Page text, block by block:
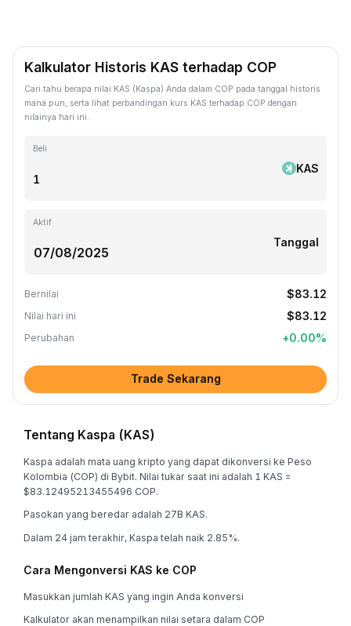
Kalkulator Historis KAS terhadap COP
Cari tahu berapa nilai KAS (Kaspa) Anda dalam COP pada tanggal historis
mana pun, serta lihat perbandingan kurs KAS terhadap COP dengan
nilainya hari ini.
Beli
KAS
Aktif
Tanggal
Bernilai $83.12
Nilai hari ini $83.12
Perubahan +0.00%
Trade Sekarang
Tentang Kaspa (KAS)
Kaspa adalah mata uang kripto yang dapat dikonversi ke Peso
Kolombia (COP) di Bybit. Nilai tukar saat ini adalah 1 KAS =
$83.12495213455496 COP.
Pasokan yang beredar adalah 27B KAS.
Dalam 24 jam terakhir, Kaspa telah naik 2.85%.
Cara Mengonversi KAS ke COP
Masukkan jumlah KAS yang ingin Anda konversi
Kalkulator akan menampilkan nilai setara dalam COP